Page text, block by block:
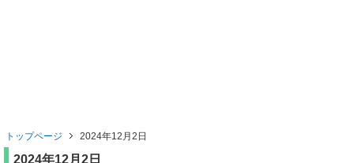
トップページ 2024年12月2日
2024年12月2日